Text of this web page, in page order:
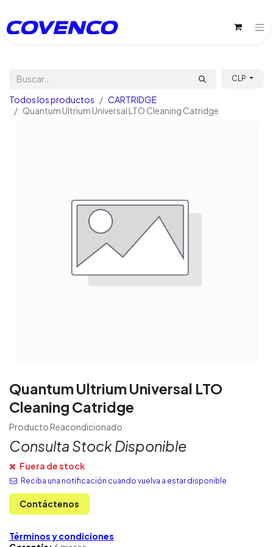
CLP
Todos los productos
CARTRIDGE
Quantum Ultrium Universal LTO Cleaning Catridge
Quantum Ultrium Universal LTO
Cleaning Catridge
Producto Reacondicionado
Consulta Stock Disponible
Fuera de stock
Reciba una notificación cuando vuelva a estar disponible
Contáctenos
Términos y condiciones